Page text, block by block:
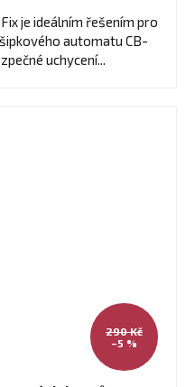
je ideálním řešením pro
automatu CB-
uchycení...
290 Kč
–5 %